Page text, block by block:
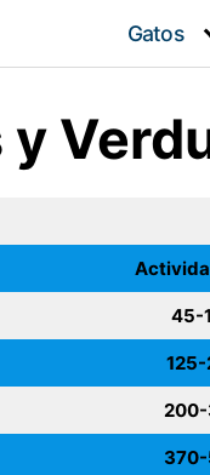
Gatos
45-
200-